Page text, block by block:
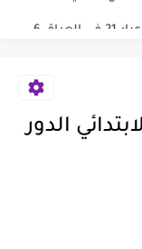
رابط تقديم اعتراضات السادس الإعدادي 2026 الدور الاول جميع المحافظات
رابط التقديم على معهد مفوضية الشرطة 2026 مع الشروط والمتطلبات
الدور